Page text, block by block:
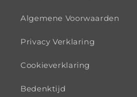
Algemene Voorwaarden
Privacy Verklaring
Cookieverklaring
Bedenktijd